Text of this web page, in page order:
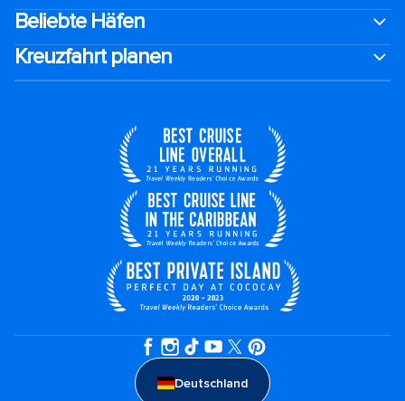
Beliebte Häfen
Kreuzfahrt planen
Deutschland